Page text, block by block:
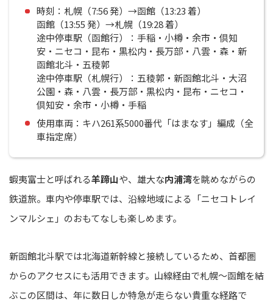
時刻：札幌（7:56 発）→函館（13:23 着）
函館（13:55 発）→札幌（19:28 着）
途中停車駅（函館行）：手稲・小樽・余市・倶知
安・ニセコ・昆布・黒松内・長万部・八雲・森・新
函館北斗・五稜郭
途中停車駅（札幌行）：五稜郭・新函館北斗・大沼
公園・森・八雲・長万部・黒松内・昆布・ニセコ・
倶知安・余市・小樽・手稲
使用車両：キハ261系5000番代「はまなす」編成（全
車指定席）
蝦夷富士と呼ばれる羊蹄山や、雄大な内浦湾を眺めながらの
鉄道旅。車内や停車駅では、沿線地域による「ニセコトレイ
ンマルシェ」のおもてなしも楽しめます。
新函館北斗駅では北海道新幹線と接続しているため、首都圏
からのアクセスにも活用できます。山線経由で札幌〜函館を結
ぶこの区間は、年に数日しか特急が走らない貴重な経路で